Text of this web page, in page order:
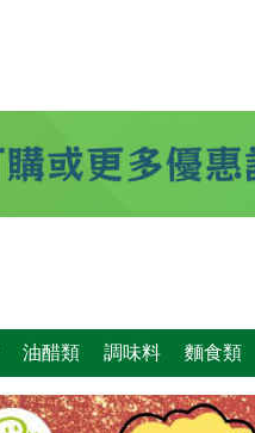
油醋類 調味料 麵食類